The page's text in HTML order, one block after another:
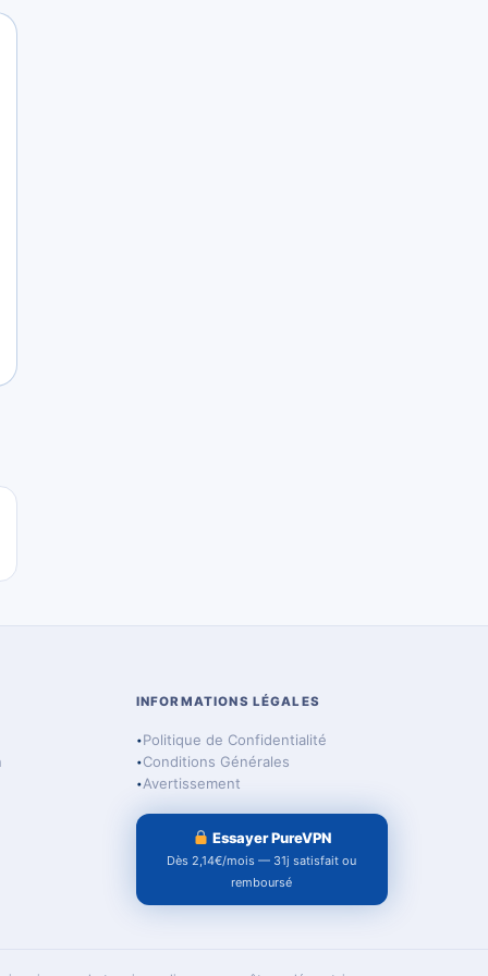
INFORMATIONS LÉGALES
Politique de Confidentialité
Conditions Générales
Avertissement
Essayer PureVPN
Dès 2,14€/mois — 31j satisfait ou
remboursé